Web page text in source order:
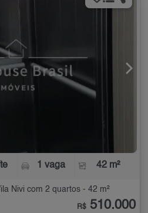
1 vaga 42 m²
Nivi com 2 quartos - 42 m²
R$ 510.000